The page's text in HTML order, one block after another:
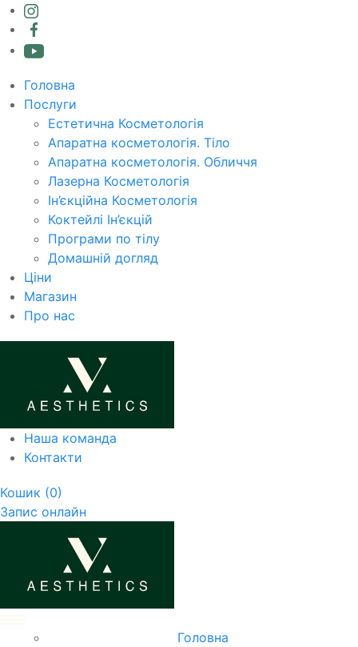
Головна
Послуги
Естетична Косметологія
Апаратна косметологія. Тіло
Апаратна косметологія. Обличчя
Лазерна Косметологія
Ін’єкційна Косметологія
Коктейлі Ін’єкцій
Програми по тілу
Домашній догляд
Ціни
Магазин
Про нас
Наша команда
Контакти
Кошик (0)
Запис онлайн
Головна